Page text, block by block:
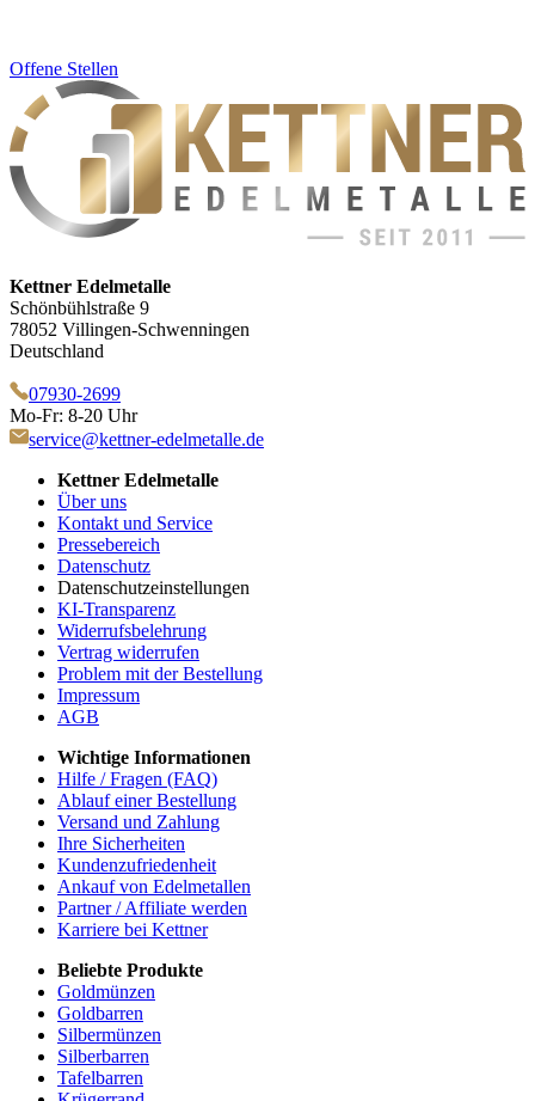
Offene Stellen
Kettner Edelmetalle
Schönbühlstraße 9
78052 Villingen-Schwenningen
Deutschland
07930-2699
Mo-Fr: 8-20 Uhr
service@kettner-edelmetalle.de
Kettner Edelmetalle
Über uns
Kontakt und Service
Pressebereich
Datenschutz
Datenschutzeinstellungen
KI-Transparenz
Widerrufsbelehrung
Vertrag widerrufen
Problem mit der Bestellung
Impressum
AGB
Wichtige Informationen
Hilfe / Fragen (FAQ)
Ablauf einer Bestellung
Versand und Zahlung
Ihre Sicherheiten
Kundenzufriedenheit
Ankauf von Edelmetallen
Partner / Affiliate werden
Karriere bei Kettner
Beliebte Produkte
Goldmünzen
Goldbarren
Silbermünzen
Silberbarren
Tafelbarren